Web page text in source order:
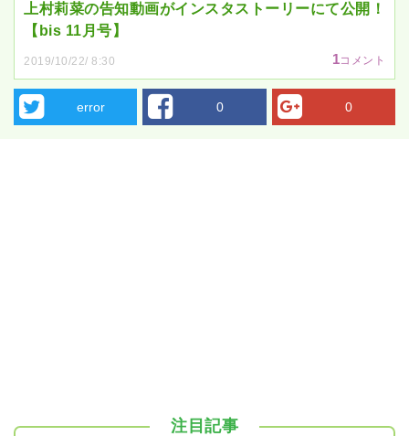
上村莉菜の告知動画がインスタストーリーにて公開！
【bis 11月号】
2019/10/22/ 8:30 1コメント
error 0 0
注目記事